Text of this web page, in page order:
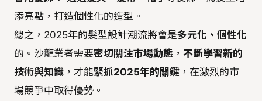
添亮點，打造個性化的造型。
總之，2025年的髮型設計潮流將會是多元化、個性化
的。沙龍業者需要密切關注市場動態 ， 不斷學習新的
技術與知識 ，才能緊抓2025年的關鍵 ，在激烈的市
場競爭中取得優勢。